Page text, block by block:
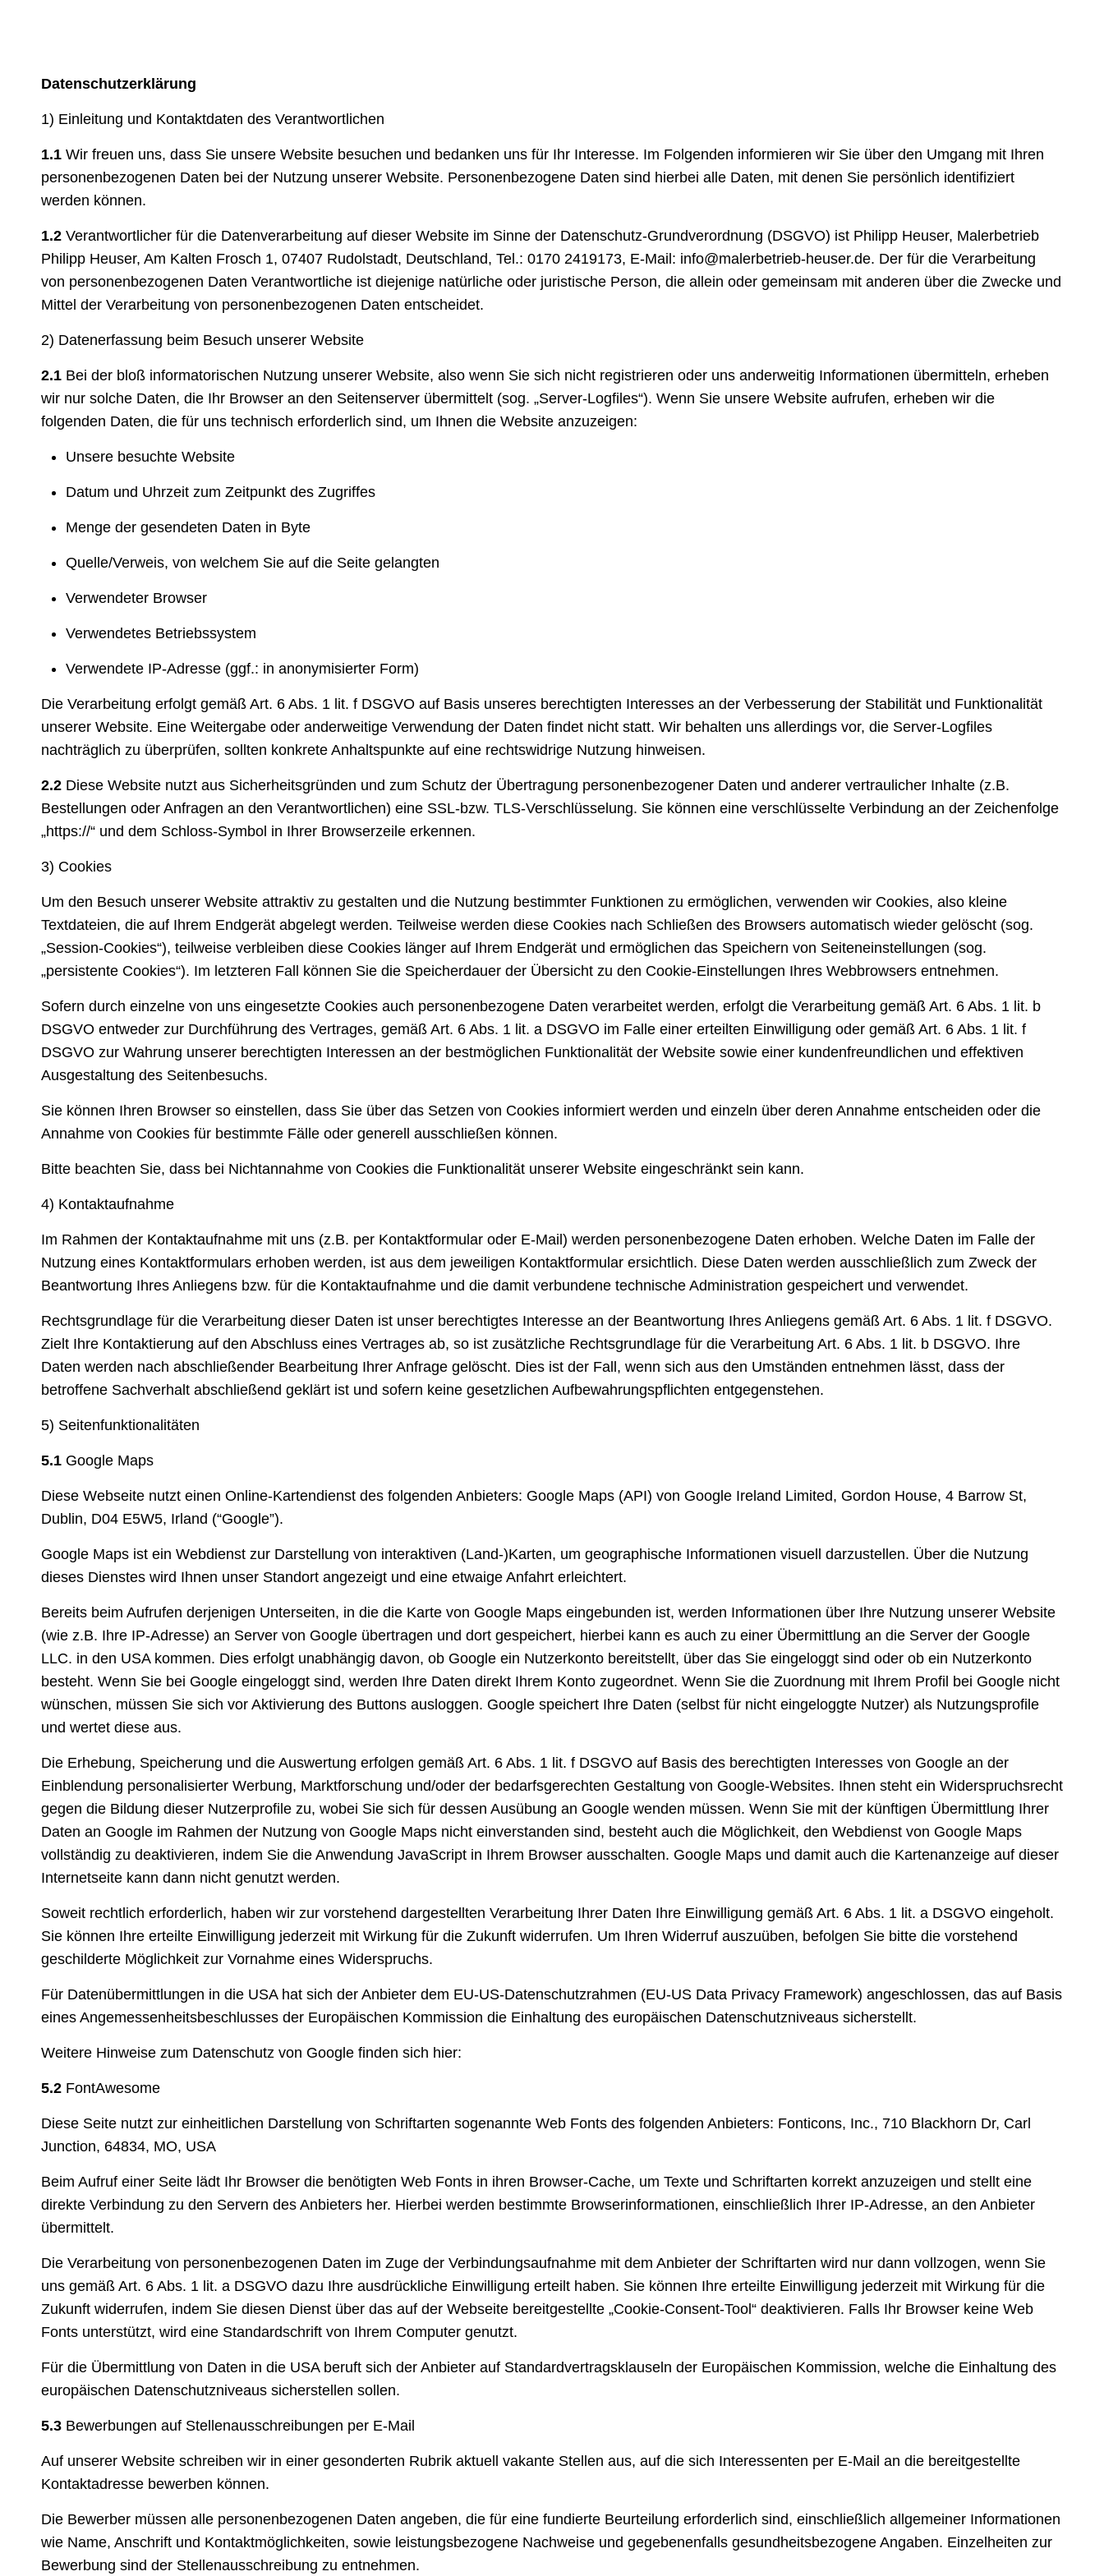
Datenschutzerklärung
1) Einleitung und Kontaktdaten des Verantwortlichen
1.1 Wir freuen uns, dass Sie unsere Website besuchen und bedanken uns für Ihr Interesse. Im Folgenden informieren wir Sie über den Umgang mit Ihren
personenbezogenen Daten bei der Nutzung unserer Website. Personenbezogene Daten sind hierbei alle Daten, mit denen Sie persönlich identifiziert
werden können.
1.2 Verantwortlicher für die Datenverarbeitung auf dieser Website im Sinne der Datenschutz-Grundverordnung (DSGVO) ist Philipp Heuser, Malerbetrieb
Philipp Heuser, Am Kalten Frosch 1, 07407 Rudolstadt, Deutschland, Tel.: 0170 2419173, E-Mail: info@malerbetrieb-heuser.de. Der für die Verarbeitung
von personenbezogenen Daten Verantwortliche ist diejenige natürliche oder juristische Person, die allein oder gemeinsam mit anderen über die Zwecke und
Mittel der Verarbeitung von personenbezogenen Daten entscheidet.
2) Datenerfassung beim Besuch unserer Website
2.1 Bei der bloß informatorischen Nutzung unserer Website, also wenn Sie sich nicht registrieren oder uns anderweitig Informationen übermitteln, erheben
wir nur solche Daten, die Ihr Browser an den Seitenserver übermittelt (sog. „Server-Logfiles“). Wenn Sie unsere Website aufrufen, erheben wir die
folgenden Daten, die für uns technisch erforderlich sind, um Ihnen die Website anzuzeigen:
Unsere besuchte Website
Datum und Uhrzeit zum Zeitpunkt des Zugriffes
Menge der gesendeten Daten in Byte
Quelle/Verweis, von welchem Sie auf die Seite gelangten
Verwendeter Browser
Verwendetes Betriebssystem
Verwendete IP-Adresse (ggf.: in anonymisierter Form)
Die Verarbeitung erfolgt gemäß Art. 6 Abs. 1 lit. f DSGVO auf Basis unseres berechtigten Interesses an der Verbesserung der Stabilität und Funktionalität
unserer Website. Eine Weitergabe oder anderweitige Verwendung der Daten findet nicht statt. Wir behalten uns allerdings vor, die Server-Logfiles
nachträglich zu überprüfen, sollten konkrete Anhaltspunkte auf eine rechtswidrige Nutzung hinweisen.
2.2 Diese Website nutzt aus Sicherheitsgründen und zum Schutz der Übertragung personenbezogener Daten und anderer vertraulicher Inhalte (z.B.
Bestellungen oder Anfragen an den Verantwortlichen) eine SSL-bzw. TLS-Verschlüsselung. Sie können eine verschlüsselte Verbindung an der Zeichenfolge
„https://“ und dem Schloss-Symbol in Ihrer Browserzeile erkennen.
3) Cookies
Um den Besuch unserer Website attraktiv zu gestalten und die Nutzung bestimmter Funktionen zu ermöglichen, verwenden wir Cookies, also kleine
Textdateien, die auf Ihrem Endgerät abgelegt werden. Teilweise werden diese Cookies nach Schließen des Browsers automatisch wieder gelöscht (sog.
„Session-Cookies“), teilweise verbleiben diese Cookies länger auf Ihrem Endgerät und ermöglichen das Speichern von Seiteneinstellungen (sog.
„persistente Cookies“). Im letzteren Fall können Sie die Speicherdauer der Übersicht zu den Cookie-Einstellungen Ihres Webbrowsers entnehmen.
Sofern durch einzelne von uns eingesetzte Cookies auch personenbezogene Daten verarbeitet werden, erfolgt die Verarbeitung gemäß Art. 6 Abs. 1 lit. b
DSGVO entweder zur Durchführung des Vertrages, gemäß Art. 6 Abs. 1 lit. a DSGVO im Falle einer erteilten Einwilligung oder gemäß Art. 6 Abs. 1 lit. f
DSGVO zur Wahrung unserer berechtigten Interessen an der bestmöglichen Funktionalität der Website sowie einer kundenfreundlichen und effektiven
Ausgestaltung des Seitenbesuchs.
Sie können Ihren Browser so einstellen, dass Sie über das Setzen von Cookies informiert werden und einzeln über deren Annahme entscheiden oder die
Annahme von Cookies für bestimmte Fälle oder generell ausschließen können.
Bitte beachten Sie, dass bei Nichtannahme von Cookies die Funktionalität unserer Website eingeschränkt sein kann.
4) Kontaktaufnahme
Im Rahmen der Kontaktaufnahme mit uns (z.B. per Kontaktformular oder E-Mail) werden personenbezogene Daten erhoben. Welche Daten im Falle der
Nutzung eines Kontaktformulars erhoben werden, ist aus dem jeweiligen Kontaktformular ersichtlich. Diese Daten werden ausschließlich zum Zweck der
Beantwortung Ihres Anliegens bzw. für die Kontaktaufnahme und die damit verbundene technische Administration gespeichert und verwendet.
Rechtsgrundlage für die Verarbeitung dieser Daten ist unser berechtigtes Interesse an der Beantwortung Ihres Anliegens gemäß Art. 6 Abs. 1 lit. f DSGVO.
Zielt Ihre Kontaktierung auf den Abschluss eines Vertrages ab, so ist zusätzliche Rechtsgrundlage für die Verarbeitung Art. 6 Abs. 1 lit. b DSGVO. Ihre
Daten werden nach abschließender Bearbeitung Ihrer Anfrage gelöscht. Dies ist der Fall, wenn sich aus den Umständen entnehmen lässt, dass der
betroffene Sachverhalt abschließend geklärt ist und sofern keine gesetzlichen Aufbewahrungspflichten entgegenstehen.
5) Seitenfunktionalitäten
5.1 Google Maps
Diese Webseite nutzt einen Online-Kartendienst des folgenden Anbieters: Google Maps (API) von Google Ireland Limited, Gordon House, 4 Barrow St,
Dublin, D04 E5W5, Irland (“Google”).
Google Maps ist ein Webdienst zur Darstellung von interaktiven (Land-)Karten, um geographische Informationen visuell darzustellen. Über die Nutzung
dieses Dienstes wird Ihnen unser Standort angezeigt und eine etwaige Anfahrt erleichtert.
Bereits beim Aufrufen derjenigen Unterseiten, in die die Karte von Google Maps eingebunden ist, werden Informationen über Ihre Nutzung unserer Website
(wie z.B. Ihre IP-Adresse) an Server von Google übertragen und dort gespeichert, hierbei kann es auch zu einer Übermittlung an die Server der Google
LLC. in den USA kommen. Dies erfolgt unabhängig davon, ob Google ein Nutzerkonto bereitstellt, über das Sie eingeloggt sind oder ob ein Nutzerkonto
besteht. Wenn Sie bei Google eingeloggt sind, werden Ihre Daten direkt Ihrem Konto zugeordnet. Wenn Sie die Zuordnung mit Ihrem Profil bei Google nicht
wünschen, müssen Sie sich vor Aktivierung des Buttons ausloggen. Google speichert Ihre Daten (selbst für nicht eingeloggte Nutzer) als Nutzungsprofile
und wertet diese aus.
Die Erhebung, Speicherung und die Auswertung erfolgen gemäß Art. 6 Abs. 1 lit. f DSGVO auf Basis des berechtigten Interesses von Google an der
Einblendung personalisierter Werbung, Marktforschung und/oder der bedarfsgerechten Gestaltung von Google-Websites. Ihnen steht ein Widerspruchsrecht
gegen die Bildung dieser Nutzerprofile zu, wobei Sie sich für dessen Ausübung an Google wenden müssen. Wenn Sie mit der künftigen Übermittlung Ihrer
Daten an Google im Rahmen der Nutzung von Google Maps nicht einverstanden sind, besteht auch die Möglichkeit, den Webdienst von Google Maps
vollständig zu deaktivieren, indem Sie die Anwendung JavaScript in Ihrem Browser ausschalten. Google Maps und damit auch die Kartenanzeige auf dieser
Internetseite kann dann nicht genutzt werden.
Soweit rechtlich erforderlich, haben wir zur vorstehend dargestellten Verarbeitung Ihrer Daten Ihre Einwilligung gemäß Art. 6 Abs. 1 lit. a DSGVO eingeholt.
Sie können Ihre erteilte Einwilligung jederzeit mit Wirkung für die Zukunft widerrufen. Um Ihren Widerruf auszuüben, befolgen Sie bitte die vorstehend
geschilderte Möglichkeit zur Vornahme eines Widerspruchs.
Für Datenübermittlungen in die USA hat sich der Anbieter dem EU-US-Datenschutzrahmen (EU-US Data Privacy Framework) angeschlossen, das auf Basis
eines Angemessenheitsbeschlusses der Europäischen Kommission die Einhaltung des europäischen Datenschutzniveaus sicherstellt.
Weitere Hinweise zum Datenschutz von Google finden sich hier:
5.2 FontAwesome
Diese Seite nutzt zur einheitlichen Darstellung von Schriftarten sogenannte Web Fonts des folgenden Anbieters: Fonticons, Inc., 710 Blackhorn Dr, Carl
Junction, 64834, MO, USA
Beim Aufruf einer Seite lädt Ihr Browser die benötigten Web Fonts in ihren Browser-Cache, um Texte und Schriftarten korrekt anzuzeigen und stellt eine
direkte Verbindung zu den Servern des Anbieters her. Hierbei werden bestimmte Browserinformationen, einschließlich Ihrer IP-Adresse, an den Anbieter
übermittelt.
Die Verarbeitung von personenbezogenen Daten im Zuge der Verbindungsaufnahme mit dem Anbieter der Schriftarten wird nur dann vollzogen, wenn Sie
uns gemäß Art. 6 Abs. 1 lit. a DSGVO dazu Ihre ausdrückliche Einwilligung erteilt haben. Sie können Ihre erteilte Einwilligung jederzeit mit Wirkung für die
Zukunft widerrufen, indem Sie diesen Dienst über das auf der Webseite bereitgestellte „Cookie-Consent-Tool“ deaktivieren. Falls Ihr Browser keine Web
Fonts unterstützt, wird eine Standardschrift von Ihrem Computer genutzt.
Für die Übermittlung von Daten in die USA beruft sich der Anbieter auf Standardvertragsklauseln der Europäischen Kommission, welche die Einhaltung des
europäischen Datenschutzniveaus sicherstellen sollen.
5.3 Bewerbungen auf Stellenausschreibungen per E-Mail
Auf unserer Website schreiben wir in einer gesonderten Rubrik aktuell vakante Stellen aus, auf die sich Interessenten per E-Mail an die bereitgestellte
Kontaktadresse bewerben können.
Die Bewerber müssen alle personenbezogenen Daten angeben, die für eine fundierte Beurteilung erforderlich sind, einschließlich allgemeiner Informationen
wie Name, Anschrift und Kontaktmöglichkeiten, sowie leistungsbezogene Nachweise und gegebenenfalls gesundheitsbezogene Angaben. Einzelheiten zur
Bewerbung sind der Stellenausschreibung zu entnehmen.